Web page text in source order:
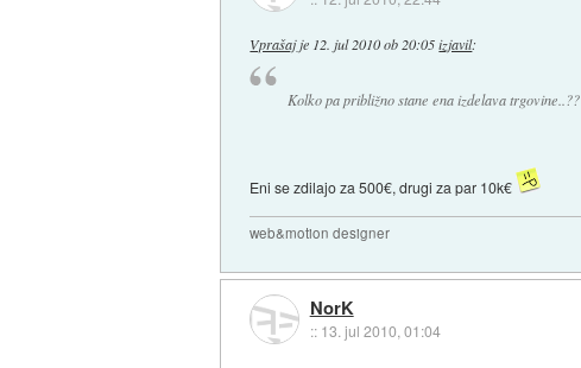
Vprašajje 12. jul 2010 ob 20:05 izjavil:
Kolko pa približno stane ena izdelava trgovine..??
Eni se zdilajo za 500€, drugi za par 10k€
web&motion designer
NorK
:: 13. jul 2010, 01:04